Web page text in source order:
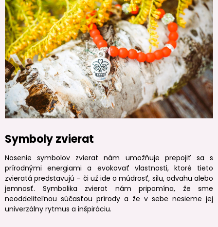
Symboly zvierat
Nosenie symbolov zvierat nám umožňuje prepojiť sa s
prírodnými energiami a evokovať vlastnosti, ktoré tieto
zvieratá predstavujú – či už ide o múdrosť, silu, odvahu alebo
jemnosť. Symbolika zvierat nám pripomína, že sme
neoddeliteľnou súčasťou prírody a že v sebe nesieme jej
univerzálny rytmus a inšpiráciu.